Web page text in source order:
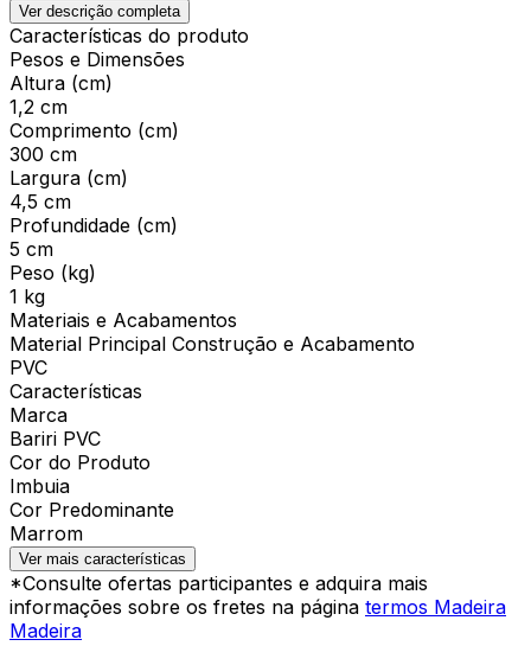
Ver descrição completa
Características do produto
Pesos e Dimensões
Altura (cm)
1,2 cm
Comprimento (cm)
300 cm
Largura (cm)
4,5 cm
Profundidade (cm)
5 cm
Peso (kg)
1 kg
Materiais e Acabamentos
Material Principal Construção e Acabamento
PVC
Características
Marca
Bariri PVC
Cor do Produto
Imbuia
Cor Predominante
Marrom
Ver mais características
*Consulte ofertas participantes e adquira mais
informações sobre os fretes na página termos Madeira
Madeira